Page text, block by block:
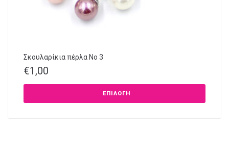
Σκουλαρίκια πέρλα No 3
€1,00
ΕΠΙΛΟΓΉ